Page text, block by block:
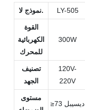
نموذج لا. LY-505
القوة
الكهربائية
للمحرك
300W
تصنيف
الجهد
120V-
220V
مستوى
≥73 ديسيبل